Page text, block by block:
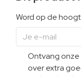
Word op de
Ontvang
over extra